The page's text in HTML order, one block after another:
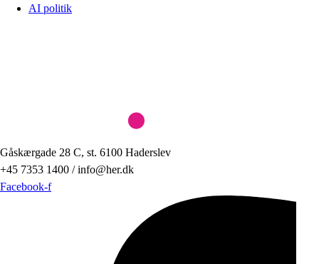
AI politik
Gåskærgade 28 C, st. 6100 Haderslev
+45 7353 1400 / info@her.dk
Facebook-f